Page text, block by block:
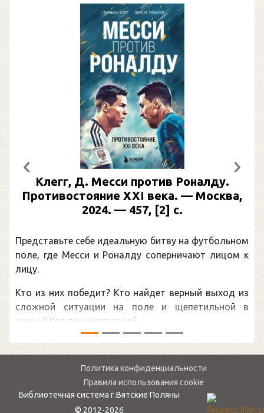
Клегг, Д. Месси против Роналду.
Противостояние XXI века. — Москва,
2024. — 457, [2] с.
Представьте себе идеальную битву на футбольном
поле, где Месси и Роналду соперничают лицом к
лицу.
Кто из них победит? Кто найдет верный выход из
сложной ситуации на поле и щепетильной в
жизни? Кто принесет своей ...
Предыдущий
Политика конфиденциальности
Правила использования cookie
Библиотечная система г.Вятские Поляны
© 2012-2026